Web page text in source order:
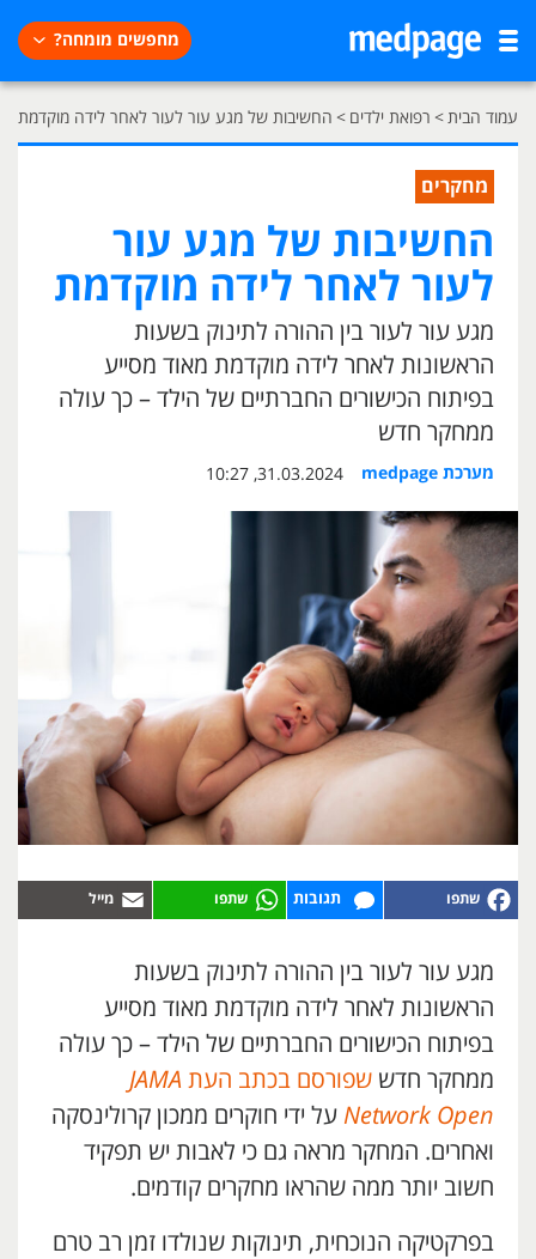
מחפשים מומחה?
עמוד הבית> רפואת ילדים > החשיבות של מגע עור לעור לאחר לידה מוקדמת
מחקרים
החשיבות של מגע עור
לעור לאחר לידה מוקדמת
מגע עור לעור בין ההורה לתינוק בשעות
הראשונות לאחר לידה מוקדמת מאוד מסייע
בפיתוח הכישורים החברתיים של הילד – כך עולה
ממחקר חדש
מערכת medpage 31.03.2024, 10:27
תגובות
מגע עור לעור בין ההורה לתינוק בשעות
הראשונות לאחר לידה מוקדמת מאוד מסייע
בפיתוח הכישורים החברתיים של הילד – כך עולה
ממחקר חדש שפורסם בכתב העת JAMA
Network Open על ידי חוקרים ממכון קרולינסקה
ואחרים. המחקר מראה גם כי לאבות יש תפקיד
חשוב יותר ממה שהראו מחקרים קודמים.
בפרקטיקה הנוכחית, תינוקות שנולדו זמן רב טרם